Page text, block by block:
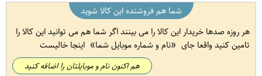
شما هم فروشنده این کالا شوید
هر روزه صدها خریدار این کالا را می بینند اگر شما هم می توانید این کالا را
تامین کنید واقعا جای
نام و شماره موبایل شما اینجا خالیست
هم اکنون نام و موبایلتان را اضافه کنید